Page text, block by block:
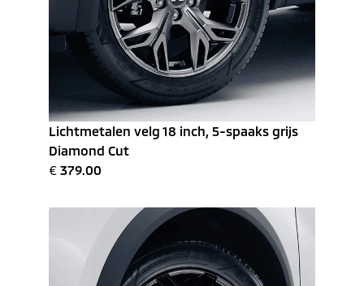
Lichtmetalen velg 18 inch, 5-spaaks grijs
Diamond Cut
€ 379.00